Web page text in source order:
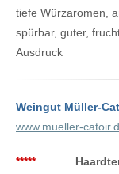
tiefe Würzaromen,
spürbar, guter,
Ausdruck
Weingut Müller-
www.mueller-
*****